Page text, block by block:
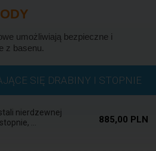
umożliwiają bezpieczne i
z basenu.
SIĘ DRABINY I STOPNIE
nierdzewnej
...
885,00 PLN
Wysyłka w ciągu
24 h